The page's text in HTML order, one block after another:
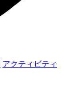
アクティビティ